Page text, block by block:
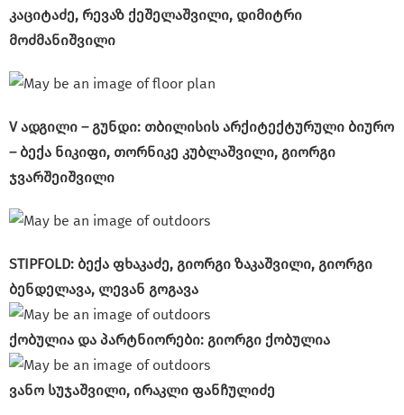
კაციტაძე, რევაზ ქეშელაშვილი, დიმიტრი
მოძმანიშვილი
V ადგილი – გუნდი: თბილისის არქიტექტურული ბიურო
– ბექა ნიკიფი, თორნიკე კუბლაშვილი, გიორგი
ჯვარშეიშვილი
STIPFOLD: ბექა ფხაკაძე, გიორგი ზაკაშვილი, გიორგი
ბენდელავა, ლევან გოგავა
ქობულია და პარტნიორები: გიორგი ქობულია
ვანო სუჯაშვილი, ირაკლი ფანჩულიძე